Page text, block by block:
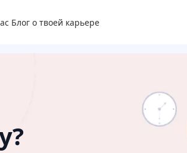
Блог о твоей карьере